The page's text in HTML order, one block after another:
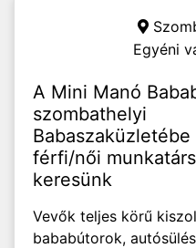
Egyéni
A Mini Manó
szombathelyi
Babaszaküzletébe
férfi/női
keresünk
Vevők teljes körű
bababútorok,